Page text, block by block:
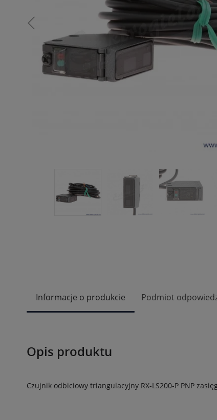
Informacje o produkcie Podmiot
Opis produktu
Czujnik odbiciowy triangulacyjny RX-LS200-P PNP